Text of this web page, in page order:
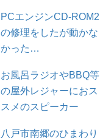
PCエンジンCD-ROM2
の修理をしたが動かな
かった…
お風呂ラジオやBBQ等
の屋外レジャーにおス
スメのスピーカー
八戸市南郷のひまわり